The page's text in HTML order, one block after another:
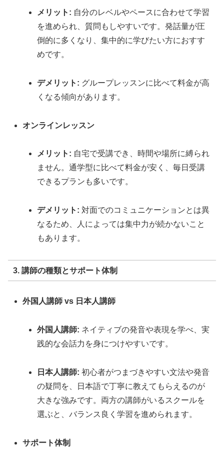
メリット: 自分のレベルやペースに合わせて学習
を進められ、質問もしやすいです。発話量が圧
倒的に多くなり、集中的に学びたい方におすす
めです。
デメリット: グループレッスンに比べて料金が高
くなる傾向があります。
オンラインレッスン
メリット: 自宅で受講でき、時間や場所に縛られ
ません。通学型に比べて料金が安く、毎日受講
できるプランも多いです。
デメリット: 対面でのコミュニケーションとは異
なるため、人によっては集中力が続かないこと
もあります。
3. 講師の種類とサポート体制
外国人講師 vs 日本人講師
外国人講師: ネイティブの発音や表現を学べ、実
践的な会話力を身につけやすいです。
日本人講師: 初心者がつまづきやすい文法や発音
の疑問を、日本語で丁寧に教えてもらえるのが
大きな強みです。両方の講師がいるスクールを
選ぶと、バランス良く学習を進められます。
サポート体制